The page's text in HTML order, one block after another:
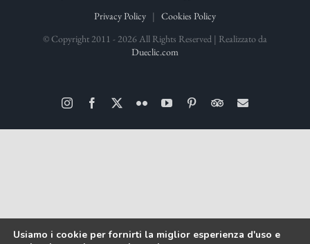
Privacy Policy | Cookies Policy
© Copyright 2011 - 2026 All Rights Reserved | Realizzato da
Dueclic.com
InstagramFacebook FlickrYouTubePinterestTripAdvisor
Email
Usiamo i cookie per fornirti la miglior esperienza d'uso e